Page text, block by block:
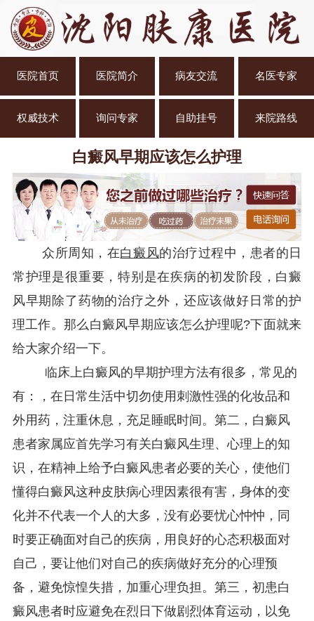
医院首页 医院简介 病友交流 名医专家
权威技术 询问专家 自助挂号 来院路线
白癜风早期应该怎么护理
众所周知，在白癜风的治疗过程中，患者的日
常护理是很重要，特别是在疾病的初发阶段，白癜
风早期除了药物的治疗之外，还应该做好日常的护
理工作。那么白癜风早期应该怎么护理呢?下面就来
给大家介绍一下。
临床上白癜风的早期护理方法有很多，常见的
有：，在日常生活中切勿使用刺激性强的化妆品和
外用药，注重休息，充足睡眠时间。第二，白癜风
患者家属应首先学习有关白癜风生理、心理上的知
识，在精神上给予白癜风患者必要的关心，使他们
懂得白癜风这种皮肤病心理因素很有害，身体的变
化并不代表一个人的大多，没有必要忧心忡忡，同
时要正确面对自己的疾病，用良好的心态积极面对
自己，要让他们对自己的疾病做好充分的心理预
备，避免惊惶失措，加重心理负担。第三，初患白
癜风患者时应避免在烈日下做剧烈体育运动，以免